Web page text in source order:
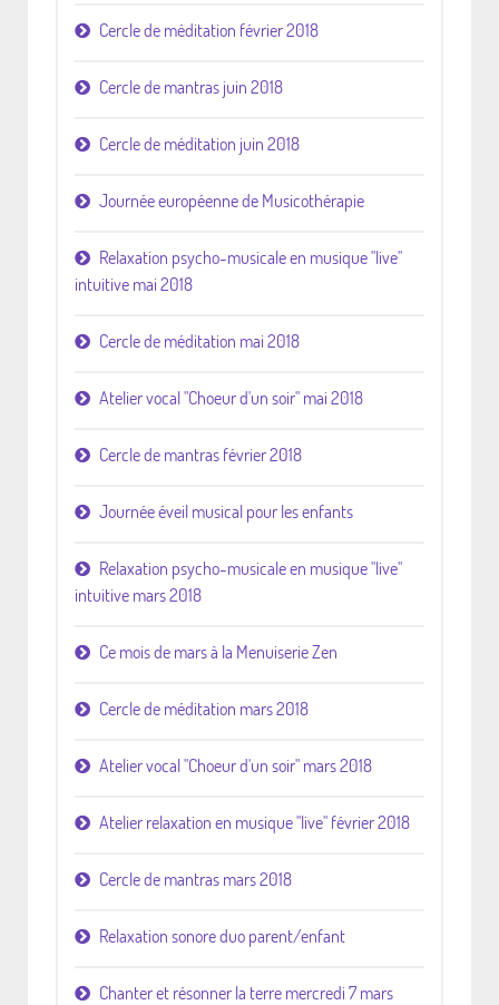
Cercle de méditation février 2018
Cercle de mantras juin 2018
Cercle de méditation juin 2018
Journée européenne de Musicothérapie
Relaxation psycho-musicale en musique "live"
intuitive mai 2018
Cercle de méditation mai 2018
Atelier vocal "Choeur d'un soir" mai 2018
Cercle de mantras février 2018
Journée éveil musical pour les enfants
Relaxation psycho-musicale en musique "live"
intuitive mars 2018
Ce mois de mars à la Menuiserie Zen
Cercle de méditation mars 2018
Atelier vocal "Choeur d'un soir" mars 2018
Atelier relaxation en musique "live" février 2018
Cercle de mantras mars 2018
Relaxation sonore duo parent/enfant
Chanter et résonner la terre mercredi 7 mars